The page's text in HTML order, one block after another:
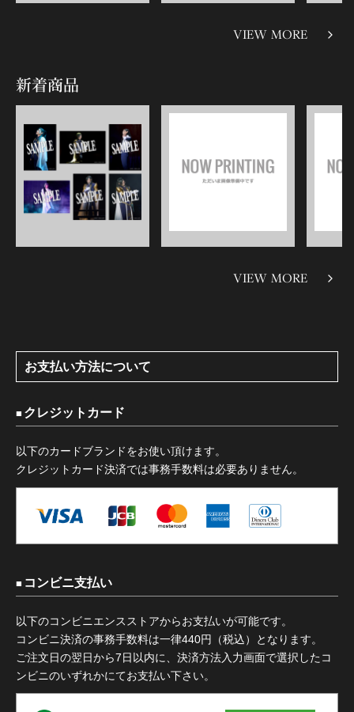
VIEW MORE
新着商品
VIEW MORE
お支払い方法について
クレジットカード
以下のカードブランドをお使い頂けます。
クレジットカード決済では事務手数料は必要ありません。
コンビニ支払い
以下のコンビニエンスストアからお支払いが可能です。
コンビニ決済の事務手数料は一律440円（税込）となります。
ご注文日の翌日から7日以内に、決済方法入力画面で選択したコ
ンビニのいずれかにてお支払い下さい。